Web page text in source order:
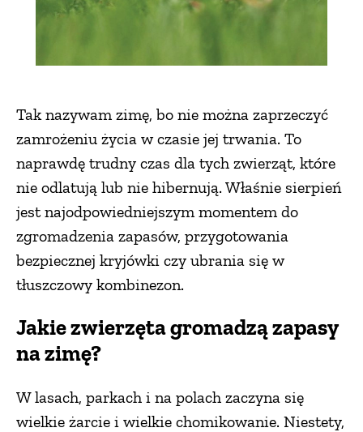
Tak nazywam zimę, bo nie można zaprzeczyć
zamrożeniu życia w czasie jej trwania. To
naprawdę trudny czas dla tych zwierząt, które
nie odlatują lub nie hibernują. Właśnie sierpień
jest najodpowiedniejszym momentem do
zgromadzenia zapasów, przygotowania
bezpiecznej kryjówki czy ubrania się w
tłuszczowy kombinezon.
Jakie zwierzęta gromadzą zapasy
na zimę?
W lasach, parkach i na polach zaczyna się
wielkie żarcie i wielkie chomikowanie. Niestety,
RĘKODZIEŁO
RZEMIOSŁO
ZWYCZAJE
ZRÓB TO SAM
PRZEPISY
ŚNIADANIA